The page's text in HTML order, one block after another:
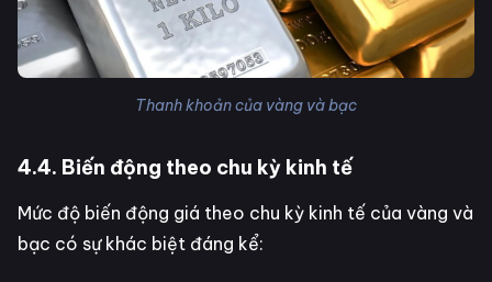
Thanh khoản của vàng và bạc
4.4. Biến động theo chu kỳ kinh tế
Mức độ biến động giá theo chu kỳ kinh tế của vàng và
bạc có sự khác biệt đáng kể: